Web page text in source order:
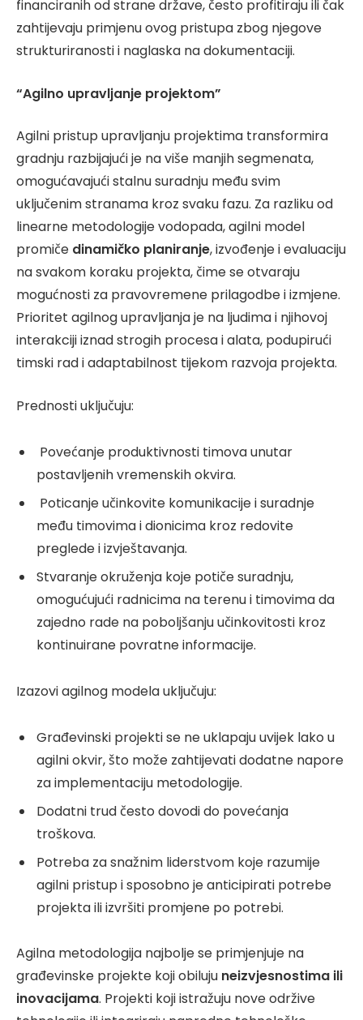
financiranih od strane države, često profitiraju ili čak
zahtijevaju primjenu ovog pristupa zbog njegove
strukturiranosti i naglaska na dokumentaciji.
“Agilno upravljanje projektom”
Agilni pristup upravljanju projektima transformira
gradnju razbijajući je na više manjih segmenata,
omogućavajući stalnu suradnju među svim
uključenim stranama kroz svaku fazu. Za razliku od
linearne metodologije vodopada, agilni model
promiče dinamičko planiranje, izvođenje i evaluaciju
na svakom koraku projekta, čime se otvaraju
mogućnosti za pravovremene prilagodbe i izmjene.
Prioritet agilnog upravljanja je na ljudima i njihovoj
interakciji iznad strogih procesa i alata, podupirući
timski rad i adaptabilnost tijekom razvoja projekta.
Prednosti uključuju:
Povećanje produktivnosti timova unutar
postavljenih vremenskih okvira.
Poticanje učinkovite komunikacije i suradnje
među timovima i dionicima kroz redovite
preglede i izvještavanja.
Stvaranje okruženja koje potiče suradnju,
omogućujući radnicima na terenu i timovima da
zajedno rade na poboljšanju učinkovitosti kroz
kontinuirane povratne informacije.
Izazovi agilnog modela uključuju:
Građevinski projekti se ne uklapaju uvijek lako u
agilni okvir, što može zahtijevati dodatne napore
za implementaciju metodologije.
Dodatni trud često dovodi do povećanja
troškova.
Potreba za snažnim liderstvom koje razumije
agilni pristup i sposobno je anticipirati potrebe
projekta ili izvršiti promjene po potrebi.
Agilna metodologija najbolje se primjenjuje na
građevinske projekte koji obiluju neizvjesnostima ili
inovacijama. Projekti koji istražuju nove održive